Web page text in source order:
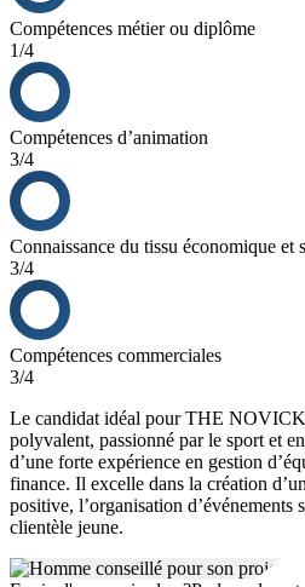
Compétences métier ou diplôme
1/4
Compétences d’animation
3/4
Connaissance du tissu économique et
3/4
Compétences commerciales
3/4
Le candidat idéal pour THE
polyvalent, passionné par le sport et
d’une forte expérience en gestion
finance. Il excelle dans la création
positive, l’organisation d’événements
clientèle jeune.